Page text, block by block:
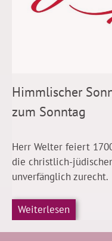
Himmlischer
zum Sonntag
Herr Welter feiert
die christlich-
unverfänglich zurecht.
Weiterlesen